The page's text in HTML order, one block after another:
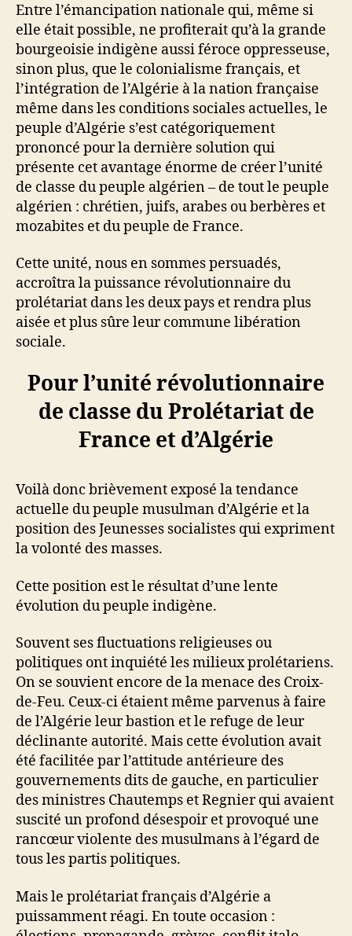
Entre l’émancipation nationale qui, même si
elle était possible, ne profiterait qu’à la grande
bourgeoisie indigène aussi féroce oppresseuse,
sinon plus, que le colonialisme français, et
l’intégration de l’Algérie à la nation française
même dans les conditions sociales actuelles, le
peuple d’Algérie s’est catégoriquement
prononcé pour la dernière solution qui
présente cet avantage énorme de créer l’unité
de classe du peuple algérien – de tout le peuple
algérien : chrétien, juifs, arabes ou berbères et
mozabites et du peuple de France.
Cette unité, nous en sommes persuadés,
accroîtra la puissance révolutionnaire du
prolétariat dans les deux pays et rendra plus
aisée et plus sûre leur commune libération
sociale.
Pour l’unité révolutionnaire
de classe du Prolétariat de
France et d’Algérie
Voilà donc brièvement exposé la tendance
actuelle du peuple musulman d’Algérie et la
position des Jeunesses socialistes qui expriment
la volonté des masses.
Cette position est le résultat d’une lente
évolution du peuple indigène.
Souvent ses fluctuations religieuses ou
politiques ont inquiété les milieux prolétariens.
On se souvient encore de la menace des Croix-
de-Feu. Ceux-ci étaient même parvenus à faire
de l’Algérie leur bastion et le refuge de leur
déclinante autorité. Mais cette évolution avait
été facilitée par l’attitude antérieure des
gouvernements dits de gauche, en particulier
des ministres Chautemps et Regnier qui avaient
suscité un profond désespoir et provoqué une
rancœur violente des musulmans à l’égard de
tous les partis politiques.
Mais le prolétariat français d’Algérie a
puissamment réagi. En toute occasion :